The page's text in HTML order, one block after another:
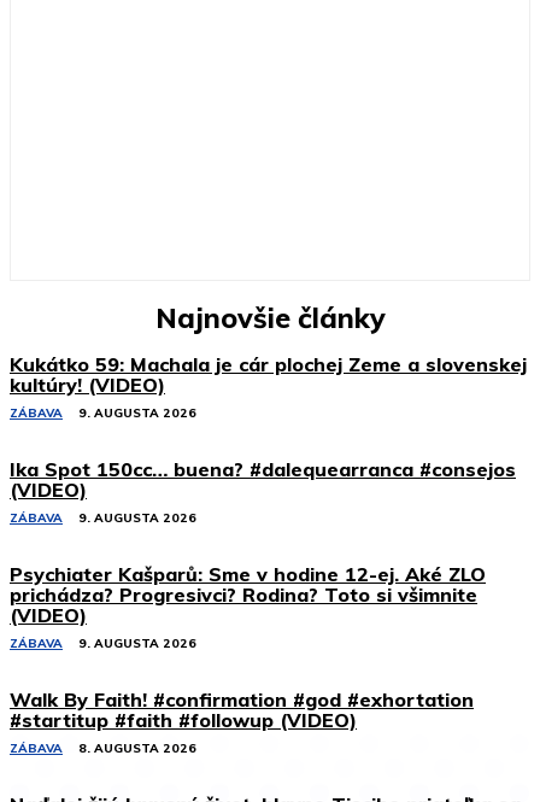
Najnovšie články
Kukátko 59: Machala je cár plochej Zeme a slovenskej
kultúry! (VIDEO)
ZÁBAVA 9. AUGUSTA 2026
Ika Spot 150cc… buena? #dalequearranca #consejos
(VIDEO)
ZÁBAVA 9. AUGUSTA 2026
Psychiater Kašparů: Sme v hodine 12-ej. Aké ZLO
prichádza? Progresivci? Rodina? Toto si všimnite
(VIDEO)
ZÁBAVA 9. AUGUSTA 2026
Walk By Faith! #confirmation #god #exhortation
#startitup #faith #followup (VIDEO)
ZÁBAVA 8. AUGUSTA 2026